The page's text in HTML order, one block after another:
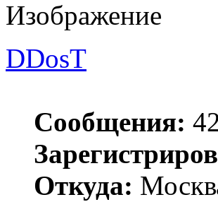
DDosT
Сообщения:
Откуда: